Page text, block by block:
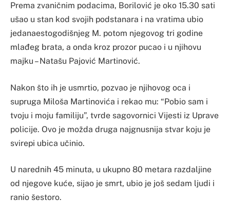
Prema zvaničnim podacima, Borilović je oko 15.30 sati
ušao u stan kod svojih podstanara i na vratima ubio
jedanaestogodišnjeg M. potom njegovog tri godine
mlađeg brata, a onda kroz prozor pucao i u njihovu
majku – Natašu Pajović Martinović.
Nakon što ih je usmrtio, pozvao je njihovog oca i
supruga Miloša Martinovića i rekao mu: “Pobio sam i
tvoju i moju familiju”, tvrde sagovornici Vijesti iz Uprave
policije. Ovo je možda druga najgnusnija stvar koju je
svirepi ubica učinio.
U narednih 45 minuta, u ukupno 80 metara razdaljine
od njegove kuće, sijao je smrt, ubio je još sedam ljudi i
ranio šestoro.